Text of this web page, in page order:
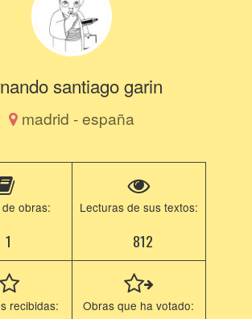
santiago garin
madrid - españa
obras:
1
Lecturas de sus textos:
812
recibidas: Obras que ha votado: